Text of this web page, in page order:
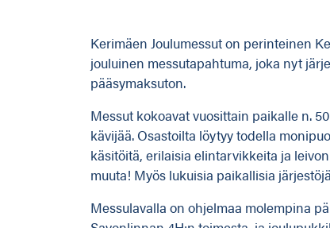
Kerimäen Joulumessut on perinteinen
jouluinen messutapahtuma, joka nyt
pääsymaksuton.
Messut kokoavat vuosittain paikalle n.
kävijää. Osastoilta löytyy todella
käsitöitä, erilaisia elintarvikkeita ja
muuta! Myös lukuisia paikallisia
Messulavalla on ohjelmaa molempina